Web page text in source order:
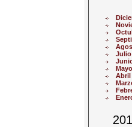
Julio
Abril